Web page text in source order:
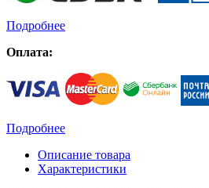
Подробнее
Оплата:
Подробнее
Описание товара
Характеристики